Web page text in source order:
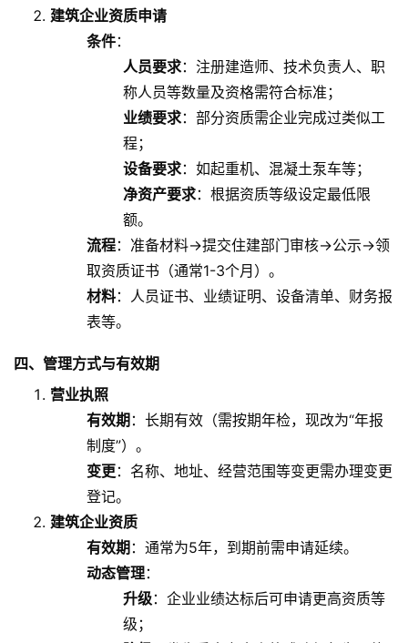
建筑企业资质申请
条件：
人员要求：注册建造师、技术负责人、职
称人员等数量及资格需符合标准；
业绩要求：部分资质需企业完成过类似工
程；
设备要求：如起重机、混凝土泵车等；
净资产要求：根据资质等级设定最低限
额。
流程：准备材料→提交住建部门审核→公示→领
取资质证书（通常1-3个月）。
材料：人员证书、业绩证明、设备清单、财务报
表等。
四、管理方式与有效期
营业执照
有效期：长期有效（需按期年检，现改为“年报
制度”）。
变更：名称、地址、经营范围等变更需办理变更
登记。
建筑企业资质
有效期：通常为5年，到期前需申请延续。
动态管理：
升级：企业业绩达标后可申请更高资质等
级；